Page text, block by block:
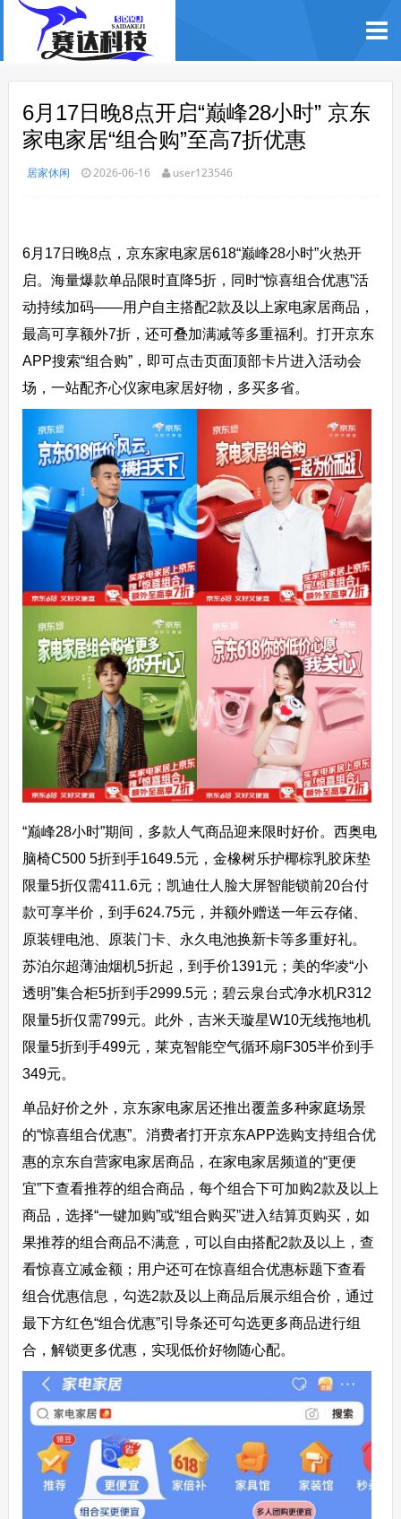
6月17日晚8点开启“巅峰28小时” 京东
家电家居“组合购”至高7折优惠
居家休闲 2026-06-16 user123546
6月17日晚8点，京东家电家居618“巅峰28小时”火热开
启。海量爆款单品限时直降5折，同时“惊喜组合优惠”活
动持续加码——用户自主搭配2款及以上家电家居商品，
最高可享额外7折，还可叠加满减等多重福利。打开京东
APP搜索“组合购”，即可点击页面顶部卡片进入活动会
场，一站配齐心仪家电家居好物，多买多省。
“巅峰28小时”期间，多款人气商品迎来限时好价。西奥电
脑椅C500 5折到手1649.5元，金橡树乐护椰棕乳胶床垫
限量5折仅需411.6元；凯迪仕人脸大屏智能锁前20台付
款可享半价，到手624.75元，并额外赠送一年云存储、
原装锂电池、原装门卡、永久电池换新卡等多重好礼。
苏泊尔超薄油烟机5折起，到手价1391元；美的华凌“小
透明”集合柜5折到手2999.5元；碧云泉台式净水机R312
限量5折仅需799元。此外，吉米天璇星W10无线拖地机
限量5折到手499元，莱克智能空气循环扇F305半价到手
349元。
单品好价之外，京东家电家居还推出覆盖多种家庭场景
的“惊喜组合优惠”。消费者打开京东APP选购支持组合优
惠的京东自营家电家居商品，在家电家居频道的“更便
宜”下查看推荐的组合商品，每个组合下可加购2款及以上
商品，选择“一键加购”或“组合购买”进入结算页购买，如
果推荐的组合商品不满意，可以自由搭配2款及以上，查
看惊喜立减金额；用户还可在惊喜组合优惠标题下查看
组合优惠信息，勾选2款及以上商品后展示组合价，通过
最下方红色“组合优惠”引导条还可勾选更多商品进行组
合，解锁更多优惠，实现低价好物随心配。